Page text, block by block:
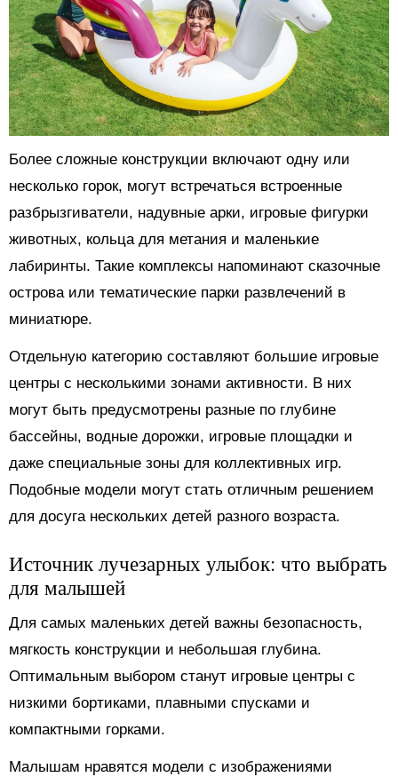
Более сложные конструкции включают одну или
несколько горок, могут встречаться встроенные
разбрызгиватели, надувные арки, игровые фигурки
животных, кольца для метания и маленькие
лабиринты. Такие комплексы напоминают сказочные
острова или тематические парки развлечений в
миниатюре.
Отдельную категорию составляют большие игровые
центры с несколькими зонами активности. В них
могут быть предусмотрены разные по глубине
бассейны, водные дорожки, игровые площадки и
даже специальные зоны для коллективных игр.
Подобные модели могут стать отличным решением
для досуга нескольких детей разного возраста.
Источник лучезарных улыбок: что выбрать
для малышей
Для самых маленьких детей важны безопасность,
мягкость конструкции и небольшая глубина.
Оптимальным выбором станут игровые центры с
низкими бортиками, плавными спусками и
компактными горками.
Малышам нравятся модели с изображениями